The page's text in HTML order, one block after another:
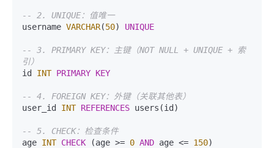
-- 2. UNIQUE：值唯一
username VARCHAR(50) UNIQUE
-- 3. PRIMARY KEY：主键（NOT NULL + UNIQUE + 索
引）
id INT PRIMARY KEY
-- 4. FOREIGN KEY：外键（关联其他表）
user_id INT REFERENCES users(id)
-- 5. CHECK：检查条件
age INT CHECK (age >= 0 AND age <= 150)